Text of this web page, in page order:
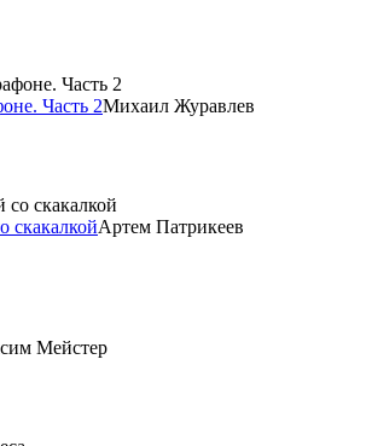
Часть 2Михаил Журавлев
скакалкойАртем Патрикеев
Мейстер